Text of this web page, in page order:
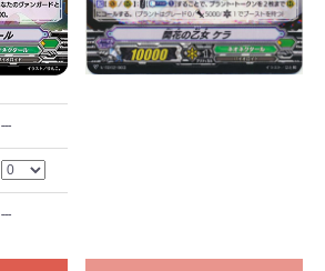
---
---